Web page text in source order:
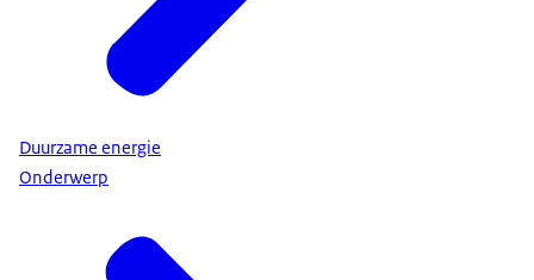
Duurzame energie
Onderwerp